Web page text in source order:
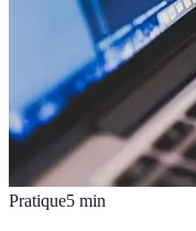
Pratique5 min